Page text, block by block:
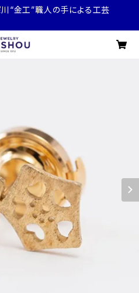
“金工”職人の手による工芸